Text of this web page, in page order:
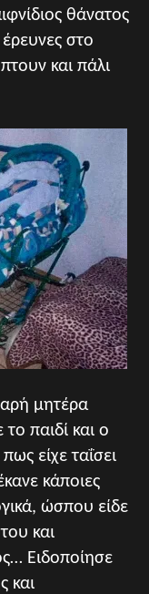
θάνατος
στο
και πάλι
μητέρα
παιδί και ο
είχε ταΐσει
κάποιες
ώσπου είδε
και
Ειδοποίησε
και